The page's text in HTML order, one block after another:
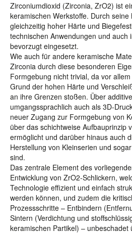
Zirconiumdioxid (Zirconia, ZrO2) ist
keramischen Werkstoffe. Durch
gleichzeitig hoher Härte und
technischen Anwendungen und auch
bevorzugt eingesetzt.
Wie auch für andere keramische
Zirconia durch diese besonderen
Formgebung nicht trivial, da vor
Grund der hohen Härte und
an ihre Grenzen stoßen. Über
umgangssprachlich auch als 3D-
neuer Zugang zur Formgebung von
über das schichtweise Aufbauprinzip
ermöglicht und darüber hinaus auch
Herstellung von Kleinserien und
sind.
Das zentrale Element des
Entwicklung von ZrO2-Schlickern,
Technologie effizient und einfach
werden können, und zudem die
Prozessschritte – Entbindern
Sintern (Verdichtung und
keramischen Partikel) – unbeschadet